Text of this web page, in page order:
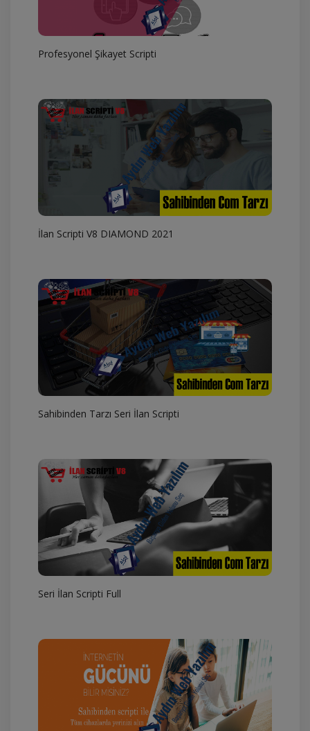
Profesyonel Şikayet Scripti
İlan Scripti V8 DIAMOND 2021
Sahibinden Tarzı Seri İlan Scripti
Seri İlan Scripti Full